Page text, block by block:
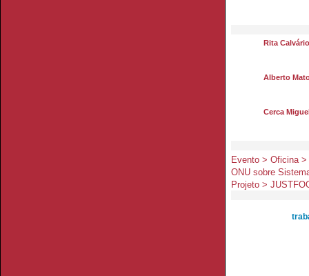
Rita Calvário
Alberto
Cerca
Evento > Oficina
ONU sobre
Projeto >